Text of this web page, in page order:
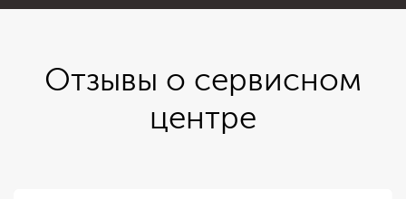
Отзывы о сервисном
центре